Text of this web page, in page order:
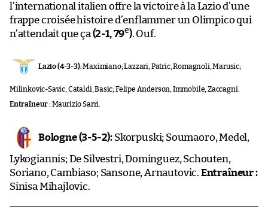
l’international italien offre la victoire à la Lazio d’une
frappe croisée histoire d’enflammer un Olimpico qui
n’attendait que ça (2-1, 79e). Ouf.
Lazio (4-3-3):Maximiano; Lazzari, Patric, Romagnoli, Marusic;
Milinkovic-Savic, Cataldi, Basic; Felipe Anderson, Immobile, Zaccagni.
Entraîneur :Maurizio Sarri.
Bologne (3-5-2): Skorpuski; Soumaoro, Medel,
Lykogiannis; De Silvestri, Dominguez, Schouten,
Soriano, Cambiaso; Sansone, Arnautovic. Entraîneur :
Sinisa Mihajlovic.